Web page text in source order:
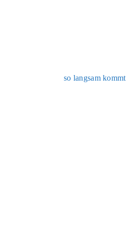
so lang­sam